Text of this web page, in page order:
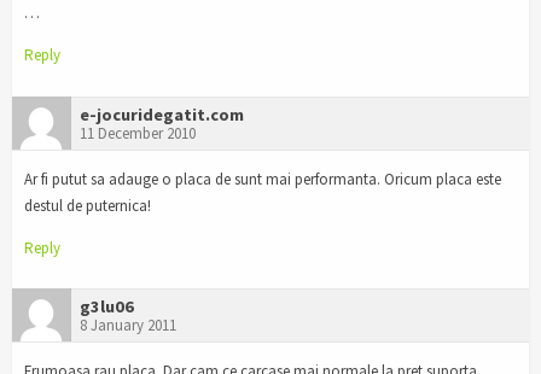
…
Reply
e-jocuridegatit.com
11 December 2010
Ar fi putut sa adauge o placa de sunt mai performanta. Oricum placa este
destul de puternica!
Reply
g3lu06
8 January 2011